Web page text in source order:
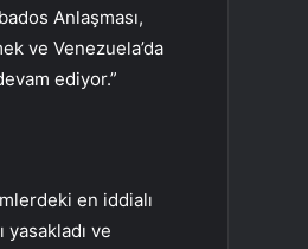
Anlaşması,
ve Venezuela’da
ediyor.”
en iddialı
ve